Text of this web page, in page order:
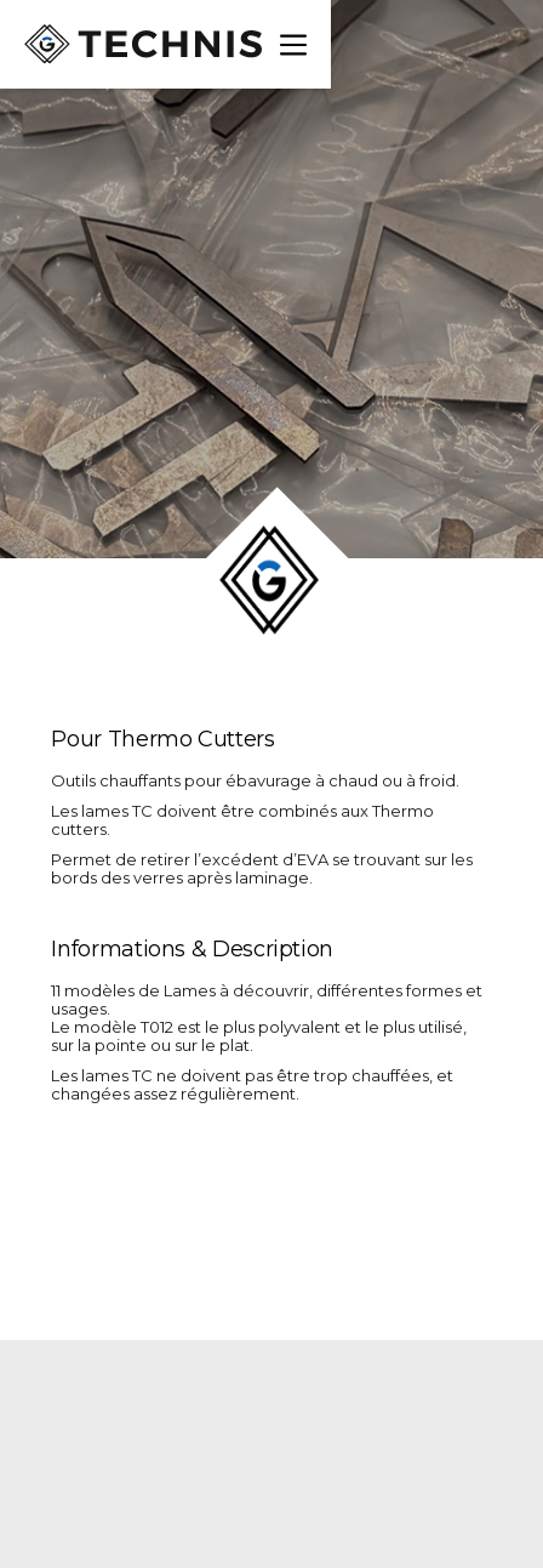
Pour Thermo Cutters
Informations & Description
Outils chauffants pour ébavurage à chaud ou à froid.
Les lames TC doivent être combinés aux Thermo
cutters.
Permet de retirer l’excédent d’EVA se trouvant sur les
bords des verres après laminage.
11 modèles de Lames à découvrir, différentes formes et
usages.
Le modèle T012 est le plus polyvalent et le plus utilisé,
sur la pointe ou sur le plat.
Les lames TC ne doivent pas être trop chauffées, et
changées assez régulièrement.